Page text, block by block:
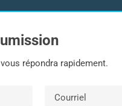
répondra rapidement.